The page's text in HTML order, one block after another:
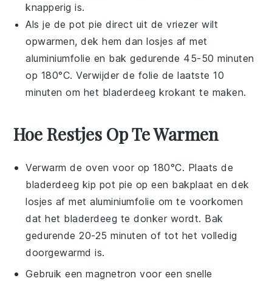
knapperig is.
Als je depot pie direct uit de vriezer wilt
opwarmen, dek hem dan losjes af met
aluminiumfolie en bak gedurende 45-50 minuten
op 180°C. Verwijder de folie de laatste 10
minuten om het bladerdeeg krokant te maken.
Hoe Restjes Op Te Warmen
Verwarm de oven voor op 180°C. Plaats de
bladerdeeg kip pot pie op een bakplaat en dek
losjes af met aluminiumfolie om te voorkomen
dat het bladerdeeg te donker wordt. Bak
gedurende 20-25 minuten of tot het volledig
doorgewarmd is.
Gebruik een magnetron voor een snelle